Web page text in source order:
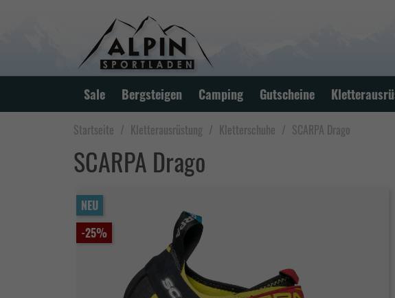
Sale Bergsteigen Camping Gutscheine
Startseite Kletterausrüstung Kletterschuhe SCARPA Drago
SCARPA Drago
NEU
-25%